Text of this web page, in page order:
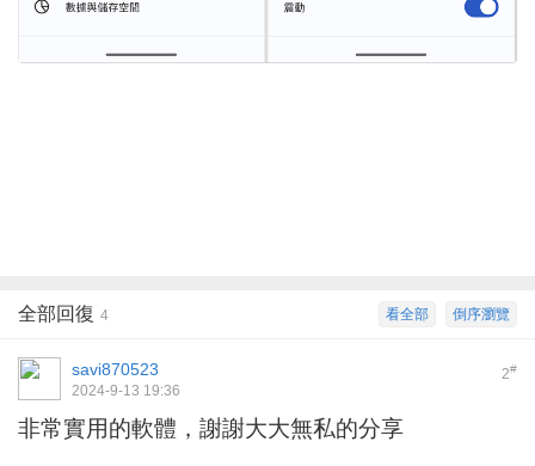
倒序瀏覽
看全部
全部回復 4
2#
savi870523
2024-9-13 19:36
非常實用的軟體，謝謝大大無私的分享